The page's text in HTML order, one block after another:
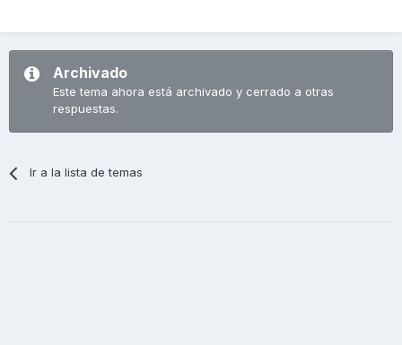
Archivado
Este tema ahora está archivado y cerrado a otras
respuestas.
Ir a la lista de temas